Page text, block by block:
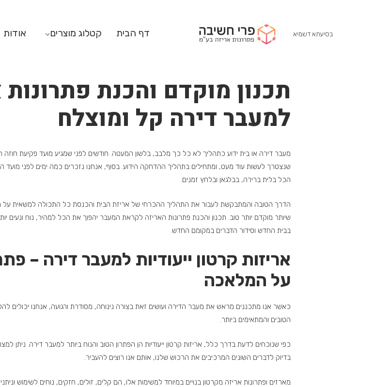
בסיעתא דשמיא דף הבית קטלוג מוצרים אודות
תכנון מוקדם והכנת
למעבר דירה קל ומוצלח
מעבר דירה או בית ידוע כתהליך לא כל כך מלבב, בלשון המעטה. חודשים לפני שמגיע מועד פקיעת
שנצטרך לעשות עוד מעט, ומתחילים בתהליך ההדחקה הידוע. בסוף, אנחנו נזכרים כמה ימים לפני מועד
הכל בלית ברירה, בבלגאן ובלחץ זמנים.
הדרך הטובה והמתבקשת לעבור את התהליך ההכרחי של אריזת הבית והכנסת כל התכולה למשאית
שיותר מוקדם יותר טוב. תכנון והכנת פתרונות האריזה לקראת המעבר יהפוך את הכל למהיר, נוח ונעים
בבית החדש וסידור הדברים במקומם החדש.
אריזות קרטון ייעודיות למעבר דירה –
על המלאכה
כאשר אנו מתכננים מראש את מעבר הדירה ועושים זאת בצורה נינוחה, מסודרת ורגועה, אנחנו יכולים
הטובים והמתאימים ביותר.
כפי שנוכחים לדעת בדרך כלל, אריזות קרטון ייעודיות הן הפתרון הטוב והנוח ביותר למעבר דירה. ניתן
בדיוק לדברים השונים המרכיבים את הרכוש שלנו, אותם אנו רוצים להעביר.
מארזים ופתרונות אריזה מקרטון בנויים במיוחד למשימות אלו, הם קלים, זולים, חזקים, נוחים לשימוש